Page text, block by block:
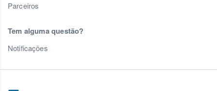
Parceiros
Tem alguma questão?
Notificações